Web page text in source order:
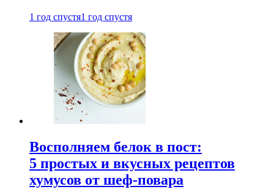
1 год спустя1 год спустя
Восполняем белок в пост:
5 простых и вкусных рецептов
хумусов от шеф-повара